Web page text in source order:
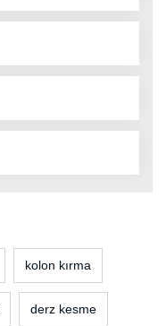
kolon kırma
derz kesme